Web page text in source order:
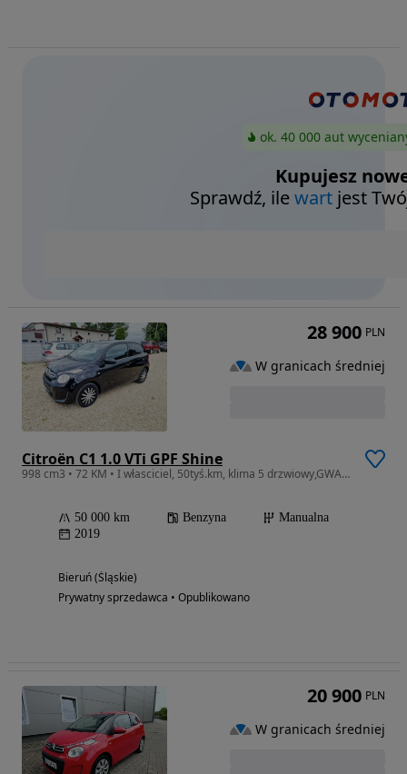
ok. 40 000 aut
Kupujesz
Sprawdź, ilewart jest
Citroën C1 1.0 VTi GPF Shine
998 cm3 • 72 KM • I własciciel, 50tyś.km, klima 5 drzwiowy,GWARANCJA
50 000 km Benzyna
Manualna
2019
Bieruń (Śląskie)
Prywatny sprzedawca • Opublikowano
28 900 PLN
W granicach średniej
20 900 PLN
W granicach średniej